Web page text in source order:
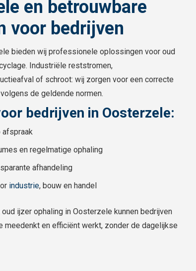
en betrouwbare
voor bedrijven
bieden wij professionele oplossingen voor oud
Industriële reststromen,
of schroot: wij zorgen voor een correcte
de geldende normen.
bedrijven in Oosterzele:
afspraak
en regelmatige ophaling
afhandeling
industrie, bouw en handel
ijzer ophaling in Oosterzele kunnen bedrijven
meedenkt en efficiënt werkt, zonder de dagelijkse